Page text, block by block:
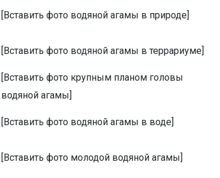
[Вставить фото водяной агамы в природе]
[Вставить фото водяной агамы в террариуме]
[Вставить фото крупным планом головы
водяной агамы]
[Вставить фото водяной агамы в воде]
[Вставить фото молодой водяной агамы]